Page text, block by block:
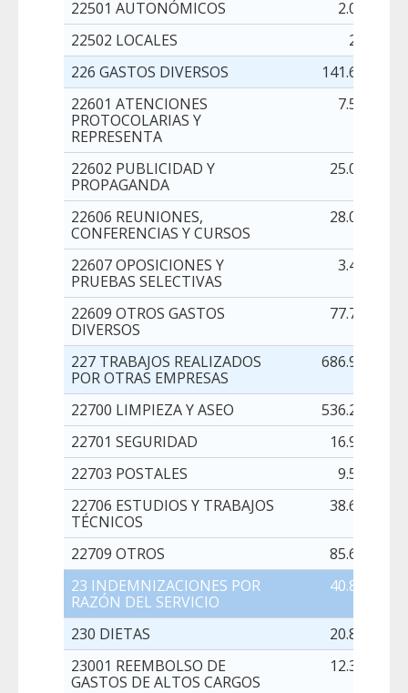
22501 AUTONÓMICOS
2.000,00
22502 LOCALES
200,00
226 GASTOS DIVERSOS
141.626,00
22601 ATENCIONES
PROTOCOLARIAS Y
REPRESENTA
7.500,00
22602 PUBLICIDAD Y
PROPAGANDA
25.000,00
22606 REUNIONES,
CONFERENCIAS Y CURSOS
28.000,00
22607 OPOSICIONES Y
PRUEBAS SELECTIVAS
3.400,00
22609 OTROS GASTOS
DIVERSOS
77.726,00
227 TRABAJOS REALIZADOS
POR OTRAS EMPRESAS
686.951,00
22700 LIMPIEZA Y ASEO
536.222,00
22701 SEGURIDAD
16.950,00
22703 POSTALES
9.508,00
22706 ESTUDIOS Y TRABAJOS
TÉCNICOS
38.629,00
22709 OTROS
85.642,00
23 INDEMNIZACIONES POR
RAZÓN DEL SERVICIO
40.882,00
230 DIETAS
20.895,00
23001 REEMBOLSO DE
GASTOS DE ALTOS CARGOS
12.350,00